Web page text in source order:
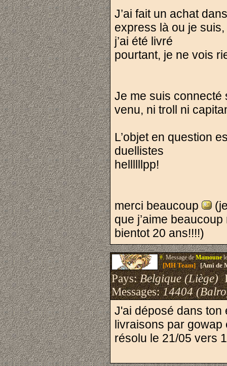
J’ai fait un achat
express là ou je
j’ai été livré
pourtant, je ne vois
Je me suis connecté
venu, ni troll ni
L’objet en question
duellistes
hellllllpp!
merci beaucoup
que j’aime
bientot 20 ans!!!!)
#.Message deMamoune
[MH Team][Ami de
Pays:Belgique (Liège)
Messages:14404
J'ai déposé dans ton
livraisons par gowap
résolu le 21/05 vers